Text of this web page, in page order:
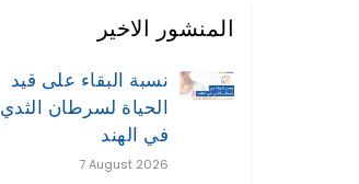
المنشور الاخير
نسبة البقاء على قيد
الحياة لسرطان الثدي
في الهند
7 August 2026